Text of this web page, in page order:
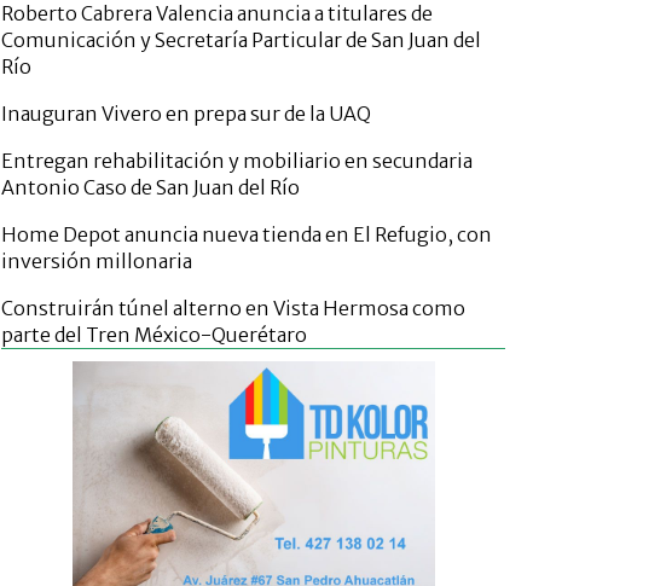
Roberto Cabrera Valencia anuncia a titulares de
Comunicación y Secretaría Particular de San Juan del
Río
Inauguran Vivero en prepa sur de la UAQ
Entregan rehabilitación y mobiliario en secundaria
Antonio Caso de San Juan del Río
Home Depot anuncia nueva tienda en El Refugio, con
inversión millonaria
Construirán túnel alterno en Vista Hermosa como
parte del Tren México-Querétaro